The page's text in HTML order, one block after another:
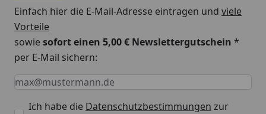
Einfach hier die E-Mail-Adresse eintragen und viele
Vorteile
sowiesofort einen 5,00 € Newslettergutschein *
per E-Mail sichern:
Keine Eingabe erforderlich
Eingabe erforderlich
E-Mail *
Ich habe die Datenschutzbestimmungen zur